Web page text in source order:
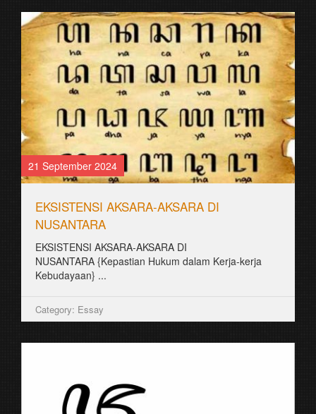
21 September 2024
EKSISTENSI AKSARA-AKSARA DI
NUSANTARA
EKSISTENSI AKSARA-AKSARA DI
NUSANTARA {Kepastian Hukum dalam Kerja-kerja
Kebudayaan} ...
Category: Essay